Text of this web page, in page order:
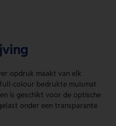
opdruk maakt van elk
colour bedrukte muismat
is geschikt voor de optische
onder een transparante